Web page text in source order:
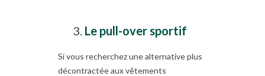
Le pull-over sportif
Si vous recherchez une alternative plus
décontractée aux vêtements